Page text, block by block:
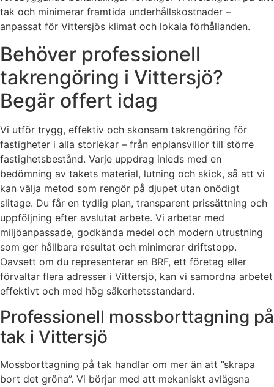
tak och minimerar framtida underhållskostnader –
anpassat för Vittersjös klimat och lokala förhållanden.
Behöver professionell
takrengöring i Vittersjö?
Begär offert idag
Vi utför trygg, effektiv och skonsam takrengöring för
fastigheter i alla storlekar – från enplansvillor till större
fastighetsbestånd. Varje uppdrag inleds med en
bedömning av takets material, lutning och skick, så att vi
kan välja metod som rengör på djupet utan onödigt
slitage. Du får en tydlig plan, transparent prissättning och
uppföljning efter avslutat arbete. Vi arbetar med
miljöanpassade, godkända medel och modern utrustning
som ger hållbara resultat och minimerar driftstopp.
Oavsett om du representerar en BRF, ett företag eller
förvaltar flera adresser i Vittersjö, kan vi samordna arbetet
effektivt och med hög säkerhetsstandard.
Professionell mossborttagning på
tak i Vittersjö
Mossborttagning på tak handlar om mer än att ”skrapa
bort det gröna”. Vi börjar med att mekaniskt avlägsna